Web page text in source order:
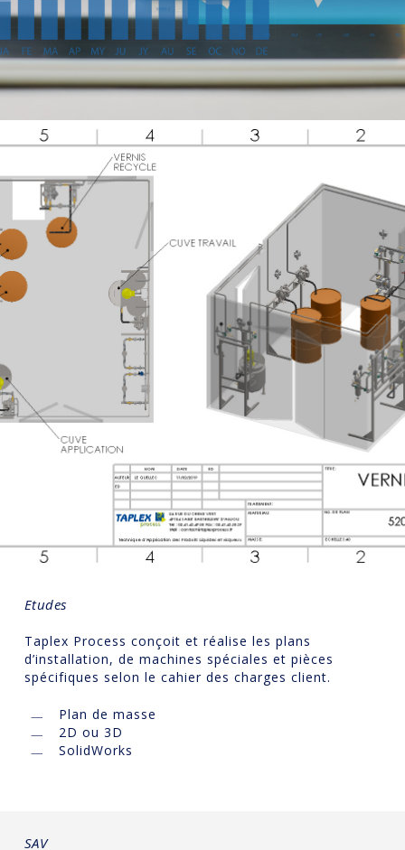
Etudes
Taplex Process conçoit et réalise les plans
d’installation, de machines spéciales et pièces
spécifiques selon le cahier des charges client.
Plan de masse
2D ou 3D
SolidWorks
SAV
Accueil
Identité